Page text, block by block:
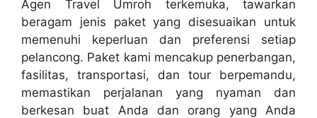
Agen Travel Umroh terkemuka, tawarkan
beragam jenis paket yang disesuaikan untuk
memenuhi keperluan dan preferensi setiap
pelancong. Paket kami mencakup penerbangan,
fasilitas, transportasi, dan tour berpemandu,
memastikan perjalanan yang nyaman dan
berkesan buat Anda dan orang yang Anda